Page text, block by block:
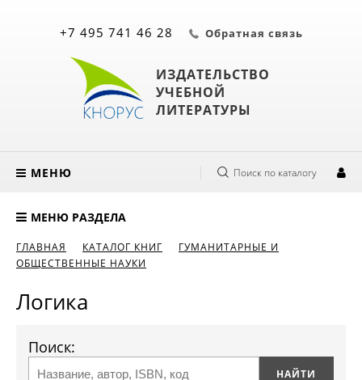
ИЗДАТЕЛЬСТВО
УЧЕБНОЙ
ЛИТЕРАТУРЫ
+7 495 741 46 28 Обратная связь
МЕНЮ Поиск по каталогу
МЕНЮ РАЗДЕЛА
ГЛАВНАЯ КАТАЛОГ КНИГ
ГУМАНИТАРНЫЕ И
ОБЩЕСТВЕННЫЕ НАУКИ
Логика
Поиск: